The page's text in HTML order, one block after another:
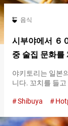
음식
시부야에서 ６
중 술집 문화를
야키토리는 일본
니다. 꼬치를 들
이상, 그 식문화를
리아와세(모둠)
Shibuya